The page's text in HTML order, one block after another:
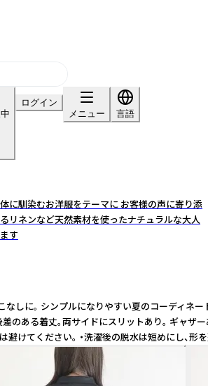
ログイン
メニュー
言語
に馴染むお洋服をテーマに お客様の声に寄り添
リネンなど天然素材を使ったナチュラルな大人
す
。 シンプルになりやすい夏のコーデ
ある着丈。両サイドにスリットあり。
けてください。 ・洗濯後の脱水は短めにし、形